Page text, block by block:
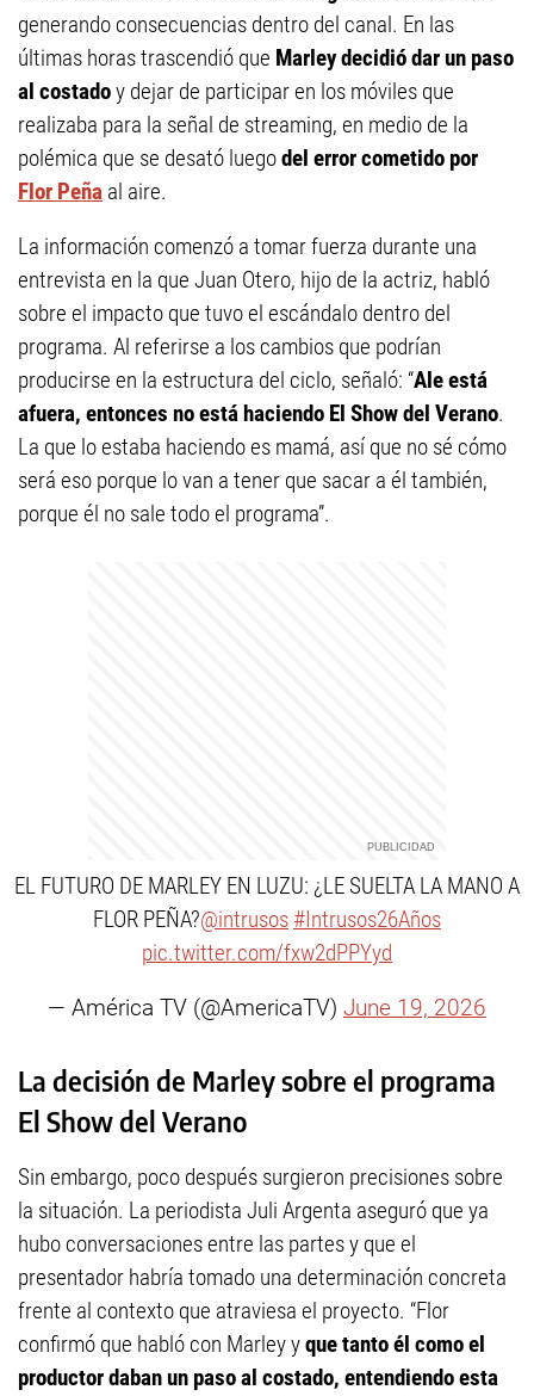
generando consecuencias dentro del canal. En las
últimas horas trascendió que Marley decidió dar un paso
al costadoy dejar de participar en los móviles que
realizaba para la señal de streaming, en medio de la
polémica que se desató luegodel error cometido por
Flor Peña al aire.
La información comenzó a tomar fuerza durante una
entrevista en la que Juan Otero, hijo de la actriz, habló
sobre el impacto que tuvo el escándalo dentro del
programa. Al referirse a los cambios que podrían
producirse en la estructura del ciclo, señaló: “Ale está
afuera, entonces no está haciendo El Show del Verano.
La que lo estaba haciendo es mamá, así que no sé cómo
será eso porque lo van a tener que sacar a él también,
porque él no sale todo el programa”.
EL FUTURO DE MARLEY EN LUZU: ¿LE SUELTA LA MANO A
FLOR PEÑA?@intrusos #Intrusos26Años
pic.twitter.com/fxw2dPPYyd
— América TV (@AmericaTV) June 19, 2026
La decisión de Marley sobre el programa
El Show del Verano
Sin embargo, poco después surgieron precisiones sobre
la situación. La periodista Juli Argenta aseguró que ya
hubo conversaciones entre las partes y que el
presentador habría tomado una determinación concreta
frente al contexto que atraviesa el proyecto. “Flor
confirmó que habló con Marley yque tanto él como el
productor daban un paso al costado, entendiendo esta